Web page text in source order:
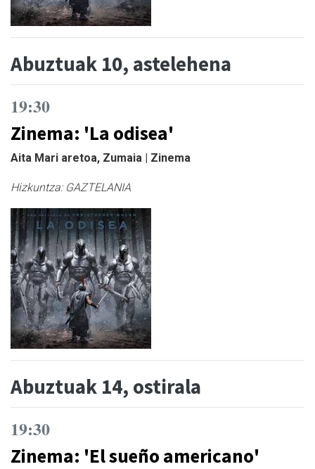
Abuztuak 10, astelehena
19:30
Zinema: 'La odisea'
Aita Mari aretoa, Zumaia | Zinema
Hizkuntza: GAZTELANIA
Abuztuak 14, ostirala
19:30
Zinema: 'El sueño americano'